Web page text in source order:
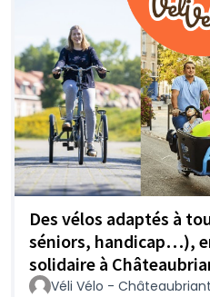
Des vélos adaptés à
séniors, handicap…),
solidaire à
Véli Vélo - Châteaubriant